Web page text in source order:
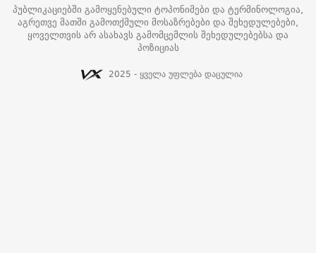
პუბლიკაციებში გამოყენებული ტოპონიმები და ტერმინოლოგია,
აგრეთვე მათში გამოთქმული მოსაზრებები და შეხედულებები,
ყოველთვის არ ასახავს გამომცემლის შეხედულებებსა და
პოზიციას
2025 - ყველა უფლება დაცულია